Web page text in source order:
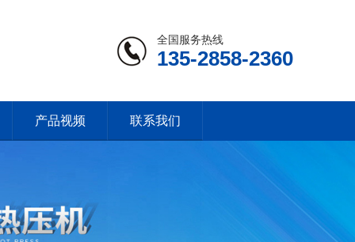
全国服务热线
135-2858-2360
产品视频 联系我们